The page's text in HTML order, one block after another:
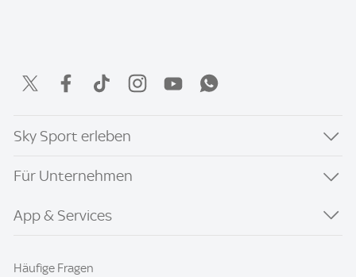
Sky Sport erleben
Für Unternehmen
App & Services
Häufige Fragen